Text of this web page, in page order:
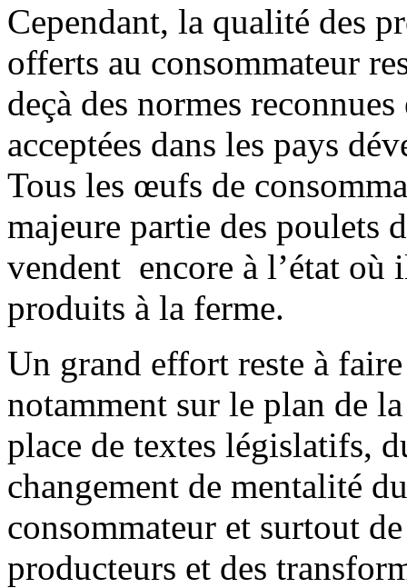
Cependant, la qualité des
offerts au consommateur
deçà des normes reconnues
acceptées dans les pays
Tous les œufs de
majeure partie des poulets
vendent encore à l’état où
produits à la ferme.
Un grand effort reste à faire
notamment sur le plan de
place de textes législatifs,
changement de mentalité du
consommateur et surtout
producteurs et des